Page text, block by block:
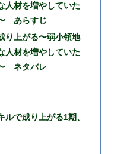
人材を増やしていた
あらすじ
り上がる〜弱小領地
人材を増やしていた
ネタバレ
で成り上がる1期、